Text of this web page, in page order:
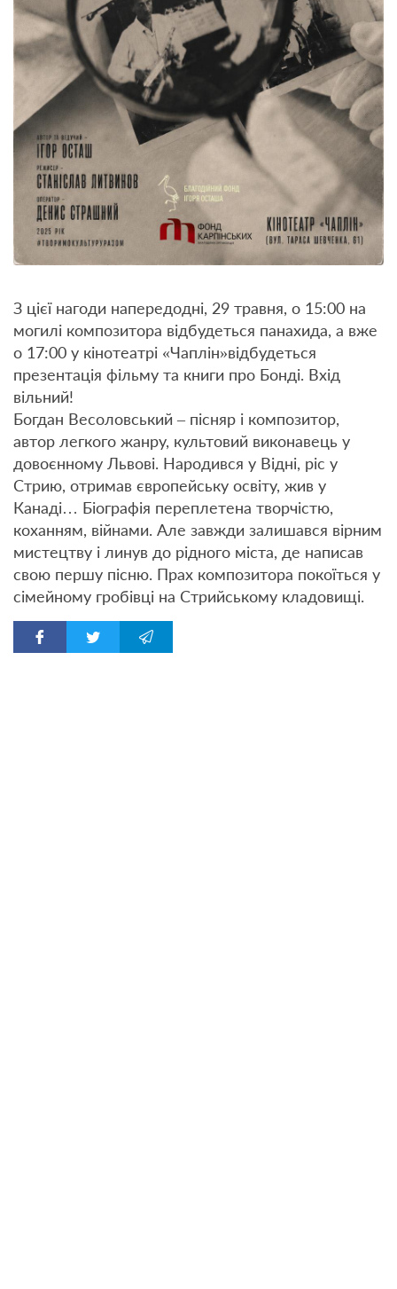
З цієї нагоди напередодні, 29 травня, о 15:00 на
могилі композитора відбудеться панахида, а вже
о 17:00 у кінотеатрі «Чаплін»відбудеться
презентація фільму та книги про Бонді. Вхід
вільний!
Богдан Весоловський – пісняр і композитор,
автор легкого жанру, культовий виконавець у
довоєнному Львові. Народився у Відні, ріс у
Стрию, отримав європейську освіту, жив у
Канаді… Біографія переплетена творчістю,
коханням, війнами. Але завжди залишався вірним
мистецтву і линув до рідного міста, де написав
свою першу пісню. Прах композитора покоїться у
сімейному гробівці на Стрийському кладовищі.